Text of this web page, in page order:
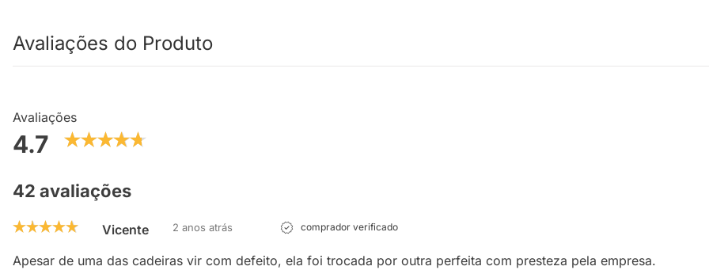
Avaliações do Produto
Avaliações
4.7
42 avaliações
Vicente 2 anos atrás comprador verificado
Apesar de uma das cadeiras vir com defeito, ela foi trocada por outra perfeita com presteza pela empresa.